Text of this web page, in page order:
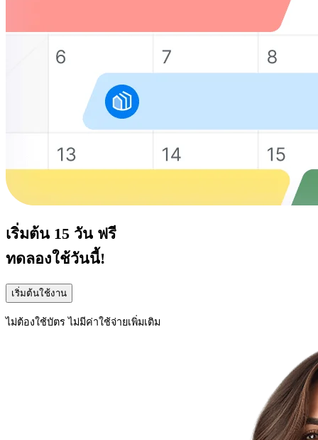
เริ่มต้น 15 วัน ฟรี
ทดลองใช้วันนี้!
เริ่มต้นใช้งาน
ไม่ต้องใช้บัตร ไม่มีค่าใช้จ่ายเพิ่มเติม